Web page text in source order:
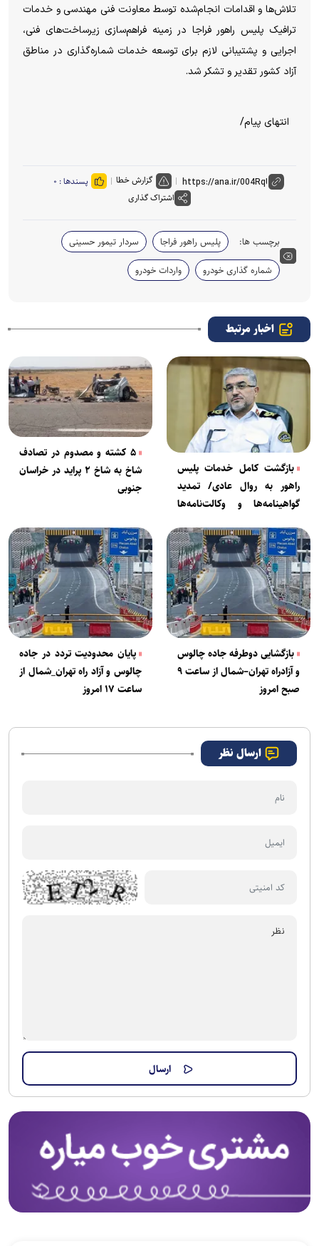
تلاش‌ها و اقدامات انجام‌شده توسط معاونت فنی مهندسی و خدمات
ترافیک پلیس راهور فراجا در زمینه فراهم‌سازی زیرساخت‌های فنی،
اجرایی و پشتیبانی لازم برای توسعه خدمات شماره‌گذاری در مناطق
آزاد کشور تقدیر و تشکر شد.
انتهای پیام/
گزارش خطا پسندها : ۰
اشتراک گذاری
برچسب ها: پلیس راهور فراجا
سردار تیمور حسینی
شماره گذاری خودرو
واردات خودرو
اخبار مرتبط
بازگشت کامل خدمات پلیس
راهور به روال عادی/ تمدید
گواهینامه‌ها و وکالت‌نامه‌ها
۵ کشته و مصدوم در تصادف
شاخ به شاخ ۲ پراید در خراسان
جنوبی
بازگشایی دوطرفه جاده چالوس
و آزادراه تهران–شمال از ساعت ۹
صبح امروز
پایان محدودیت تردد در جاده
چالوس و آزاد راه تهران_شمال از
ساعت ۱۷ امروز
ارسال نظر